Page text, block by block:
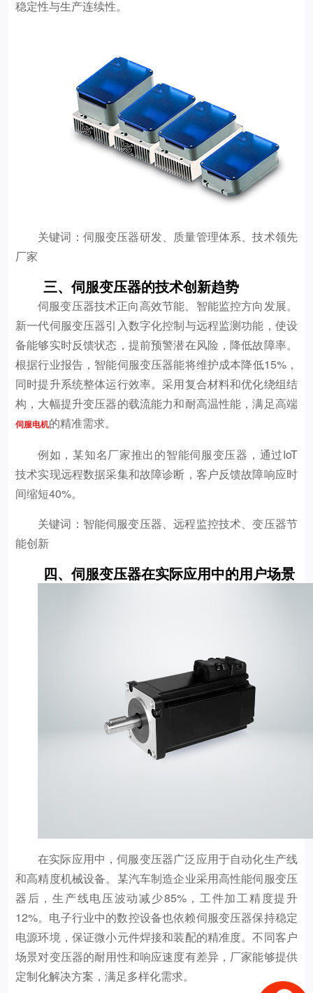
稳定性与生产连续性。
关键词：伺服变压器研发、质量管理体系、技术领先
厂家
三、伺服变压器的技术创新趋势
伺服变压器技术正向高效节能、智能监控方向发展。
新一代伺服变压器引入数字化控制与远程监测功能，使设
备能够实时反馈状态，提前预警潜在风险，降低故障率。
根据行业报告，智能伺服变压器能将维护成本降低15%，
同时提升系统整体运行效率。采用复合材料和优化绕组结
构，大幅提升变压器的载流能力和耐高温性能，满足高端
伺服电机的精准需求。
例如，某知名厂家推出的智能伺服变压器，通过IoT
技术实现远程数据采集和故障诊断，客户反馈故障响应时
间缩短40%。
关键词：智能伺服变压器、远程监控技术、变压器节
能创新
四、伺服变压器在实际应用中的用户场景
在实际应用中，伺服变压器广泛应用于自动化生产线
和高精度机械设备。某汽车制造企业采用高性能伺服变压
器后，生产线电压波动减少85%，工件加工精度提升
12%。电子行业中的数控设备也依赖伺服变压器保持稳定
电源环境，保证微小元件焊接和装配的精准度。不同客户
场景对变压器的耐用性和响应速度有差异，厂家能够提供
定制化解决方案，满足多样化需求。